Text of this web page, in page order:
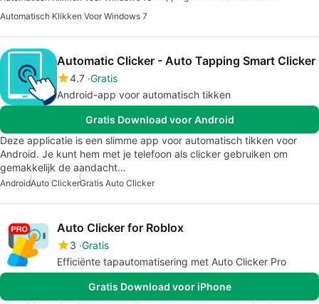
Automatisch Klikken Voor Windows 7
Automatic Clicker - Auto Tapping Smart Clicker
4.7 Gratis
Android-app voor automatisch tikken
Gratis Download voor Android
Deze applicatie is een slimme app voor automatisch tikken voor
Android. Je kunt hem met je telefoon als clicker gebruiken om
gemakkelijk de aandacht…
AndroidAuto ClickerGratis Auto Clicker
Auto Clicker for Roblox
3 Gratis
Efficiënte tapautomatisering met Auto Clicker Pro
Gratis Download voor iPhone